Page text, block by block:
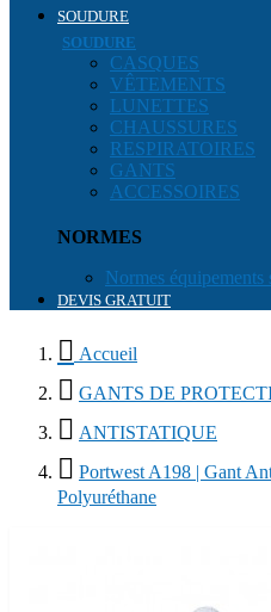
SOUDURE
SOUDURE
CASQUES
VÊTEMENTS
LUNETTES
CHAUSSURES
RESPIRATOIRES
GANTS
ACCESSOIRES
NORMES
Normes équipements
DEVIS GRATUIT
 Accueil
 GANTS DE
 ANTISTATIQUE
 Portwest A198 | Gant
Polyuréthane